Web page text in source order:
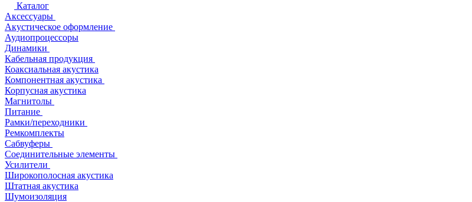
Каталог
Аксессуары
Акустическое оформление
Аудиопроцессоры
Динамики
Кабельная продукция
Коаксиальная акустика
Компонентная акустика
Корпусная акустика
Магнитолы
Питание
Рамки/переходники
Ремкомплекты
Сабвуферы
Соединительные элементы
Усилители
Широкополосная акустика
Штатная акустика
Шумоизоляция